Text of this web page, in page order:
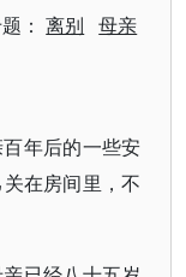
题：离别 母亲
年后的一些安
在房间里，不